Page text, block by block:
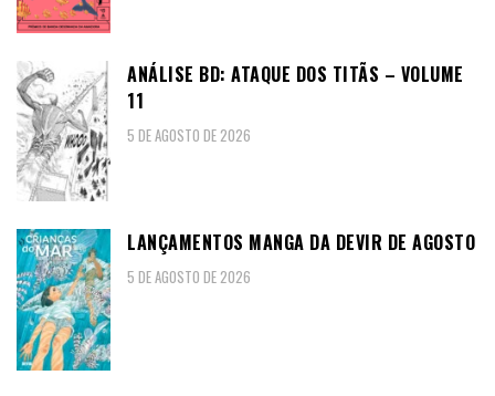
ANÁLISE BD: ATAQUE DOS TITÃS – VOLUME
11
5 DE AGOSTO DE 2026
LANÇAMENTOS MANGA DA DEVIR DE AGOSTO
5 DE AGOSTO DE 2026